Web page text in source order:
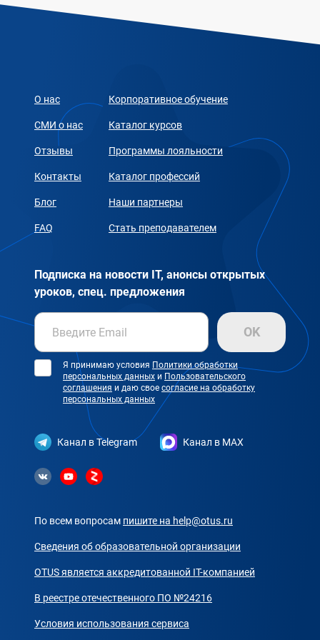
О нас
СМИ о нас
Отзывы
Контакты
Блог
FAQ
Корпоративное обучение
Каталог курсов
Программы лояльности
Каталог профессий
Наши партнеры
Стать преподавателем
По всем вопросам пишите на help@otus.ru
Сведения об образовательной организации
OTUS является аккредитованной IT-компанией
В реестре отечественного ПО №24216
Условия использования сервиса
Подписка на новости IT, анонсы открытых
уроков, спец. предложения
Введите Email OK
Я принимаю условия Политики обработки
персональных данных и Пользовательского
соглашения и даю свое согласие на обработку
персональных данных
Канал в Telegram Канал в MAX